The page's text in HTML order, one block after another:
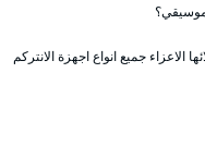
الاعزاء جميع انواع اجهزة الانتركم